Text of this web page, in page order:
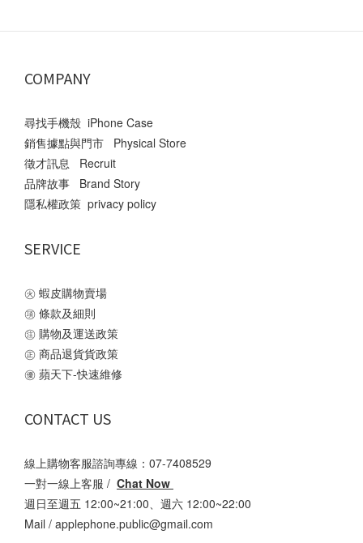
COMPANY
尋找手機殼 iPhone Case
銷售據點與門市 Physical Store
徵才訊息 Recruit
品牌故事 Brand Story
隱私權政策 privacy policy
SERVICE
㊋ 蝦皮購物賣場
㊠ 條款及細則
㊟ 購物及運送政策
㊣ 商品退貨貨政策
㊝ 蘋天下-快速維修
CONTACT US
線上購物客服諮詢專線：07-7408529
一對一線上客服 / Chat Now
週日至週五 12:00~21:00、週六 12:00~22:00
Mail / applephone.public@gmail.com